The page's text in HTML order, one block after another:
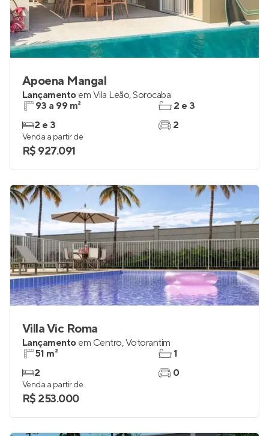
Apoena Mangal
Lançamento em Vila Leão,Sorocaba
93 a 99 m²
2 e 3
2 e 3
2
Venda a partir de
R$ 927.091
Villa Vic Roma
Lançamento em Centro,Votorantim
51 m²
2
1
0
Venda a partir de
R$ 253.000